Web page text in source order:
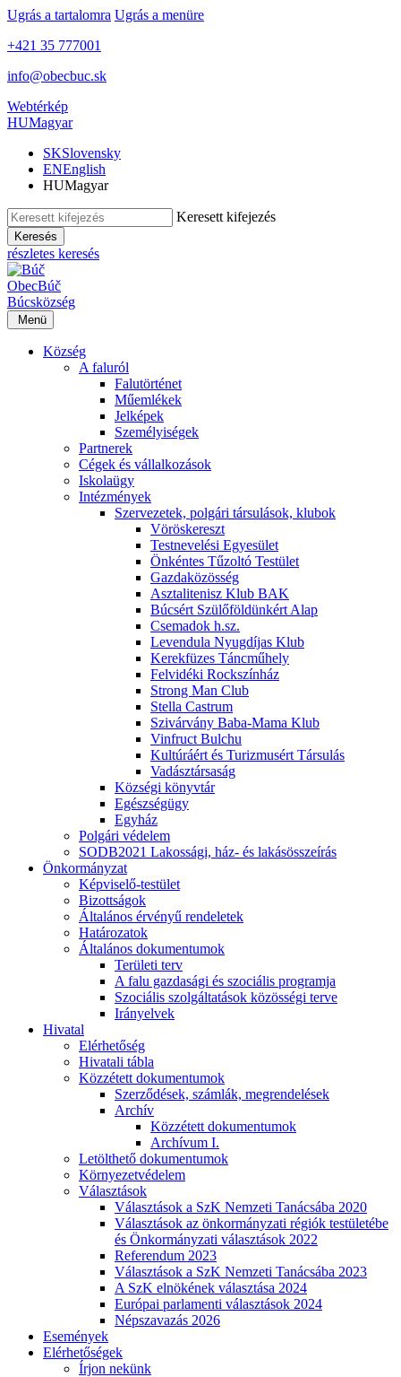
Ugrás a tartalomra Ugrás a menüre
+421 35 777001
info@obecbuc.sk
Webtérkép
HUMagyar
SKSlovensky
ENEnglish
HUMagyar
Keresett kifejezés
Keresés
részletes keresés
ObecBúč
Búcsközség
Menü
Község
A faluról
Falutörténet
Műemlékek
Jelképek
Személyiségek
Partnerek
Cégek és vállalkozások
Iskolaügy
Intézmények
Szervezetek, polgári társulások, klubok
Vöröskereszt
Testnevelési Egyesület
Önkéntes Tűzoltó Testület
Gazdaközösség
Asztalitenisz Klub BAK
Búcsért Szülőföldünkért Alap
Csemadok h.sz.
Levendula Nyugdíjas Klub
Kerekfüzes Táncműhely
Felvidéki Rockszínház
Strong Man Club
Stella Castrum
Szivárvány Baba-Mama Klub
Vinfruct Bulchu
Kultúráért és Turizmusért Társulás
Vadásztársaság
Községi könyvtár
Egészségügy
Egyház
Polgári védelem
SODB2021 Lakossági, ház- és lakásösszeírás
Önkormányzat
Képviselő-testület
Bizottságok
Általános érvényű rendeletek
Határozatok
Általános dokumentumok
Területi terv
A falu gazdasági és szociális programja
Szociális szolgáltatások közösségi terve
Irányelvek
Hivatal
Elérhetőség
Hivatali tábla
Közzétett dokumentumok
Szerződések, számlák, megrendelések
Archív
Közzétett dokumentumok
Archívum I.
Letölthető dokumentumok
Környezetvédelem
Választások
Választások a SzK Nemzeti Tanácsába 2020
Választások az önkormányzati régiók testületébe
és Önkormányzati választások 2022
Referendum 2023
Választások a SzK Nemzeti Tanácsába 2023
A SzK elnökének választása 2024
Európai parlamenti választások 2024
Népszavazás 2026
Események
Elérhetőségek
Írjon nekünk